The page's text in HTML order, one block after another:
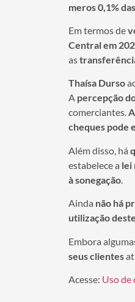
meros 0,1%
Em termos de
Central em
as
Thaísa Durso
A percepção
comerciantes.
cheques pode
Além disso, há
estabelece a lei
à sonegação.
Ainda não há
utilização
Embora
seus clientes
Acesse: Uso de